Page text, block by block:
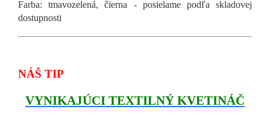
Farba: tmavozelená, čierna - posielame podľa skladovej
dostupnosti
NÁŠ TIP
VYNIKAJÚCI TEXTILNÝ KVETINÁČ